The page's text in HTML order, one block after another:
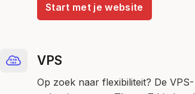
Start met je website
VPS
Op zoek naar flexibiliteit? De VPS-